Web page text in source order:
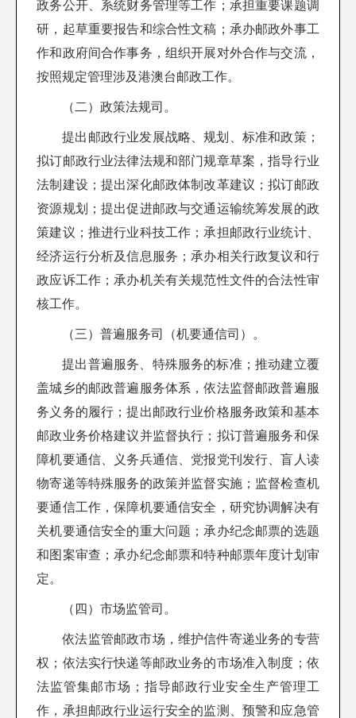
政务公开、系统财务管理等工作；承担重要课题调
研，起草重要报告和综合性文稿；承办邮政外事工
作和政府间合作事务，组织开展对外合作与交流，
按照规定管理涉及港澳台邮政工作。
（二）政策法规司。
提出邮政行业发展战略、规划、标准和政策；
拟订邮政行业法律法规和部门规章草案，指导行业
法制建设；提出深化邮政体制改革建议；拟订邮政
资源规划；提出促进邮政与交通运输统筹发展的政
策建议；推进行业科技工作；承担邮政行业统计、
经济运行分析及信息服务；承办相关行政复议和行
政应诉工作；承办机关有关规范性文件的合法性审
核工作。
（三）普遍服务司（机要通信司）。
提出普遍服务、特殊服务的标准；推动建立覆
盖城乡的邮政普遍服务体系，依法监督邮政普遍服
务义务的履行；提出邮政行业价格服务政策和基本
邮政业务价格建议并监督执行；拟订普遍服务和保
障机要通信、义务兵通信、党报党刊发行、盲人读
物寄递等特殊服务的政策并监督实施；监督检查机
要通信工作，保障机要通信安全，研究协调解决有
关机要通信安全的重大问题；承办纪念邮票的选题
和图案审查；承办纪念邮票和特种邮票年度计划审
定。
（四）市场监管司。
依法监管邮政市场，维护信件寄递业务的专营
权；依法实行快递等邮政业务的市场准入制度；依
法监管集邮市场；指导邮政行业安全生产管理工
作，承担邮政行业运行安全的监测、预警和应急管